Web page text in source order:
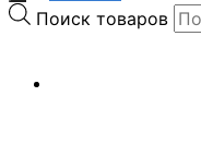
Поиск товаров